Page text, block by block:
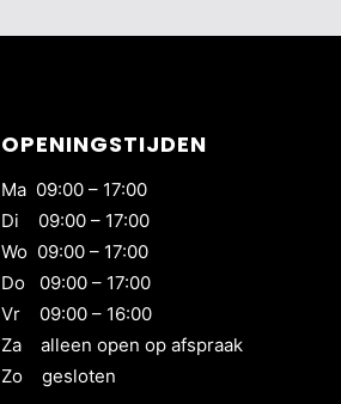
OPENINGSTIJDEN
Ma 09:00 – 17:00
Di 09:00 – 17:00
Wo 09:00 – 17:00
Do 09:00 – 17:00
Vr 09:00 – 16:00
Za alleen open op afspraak
Zo gesloten